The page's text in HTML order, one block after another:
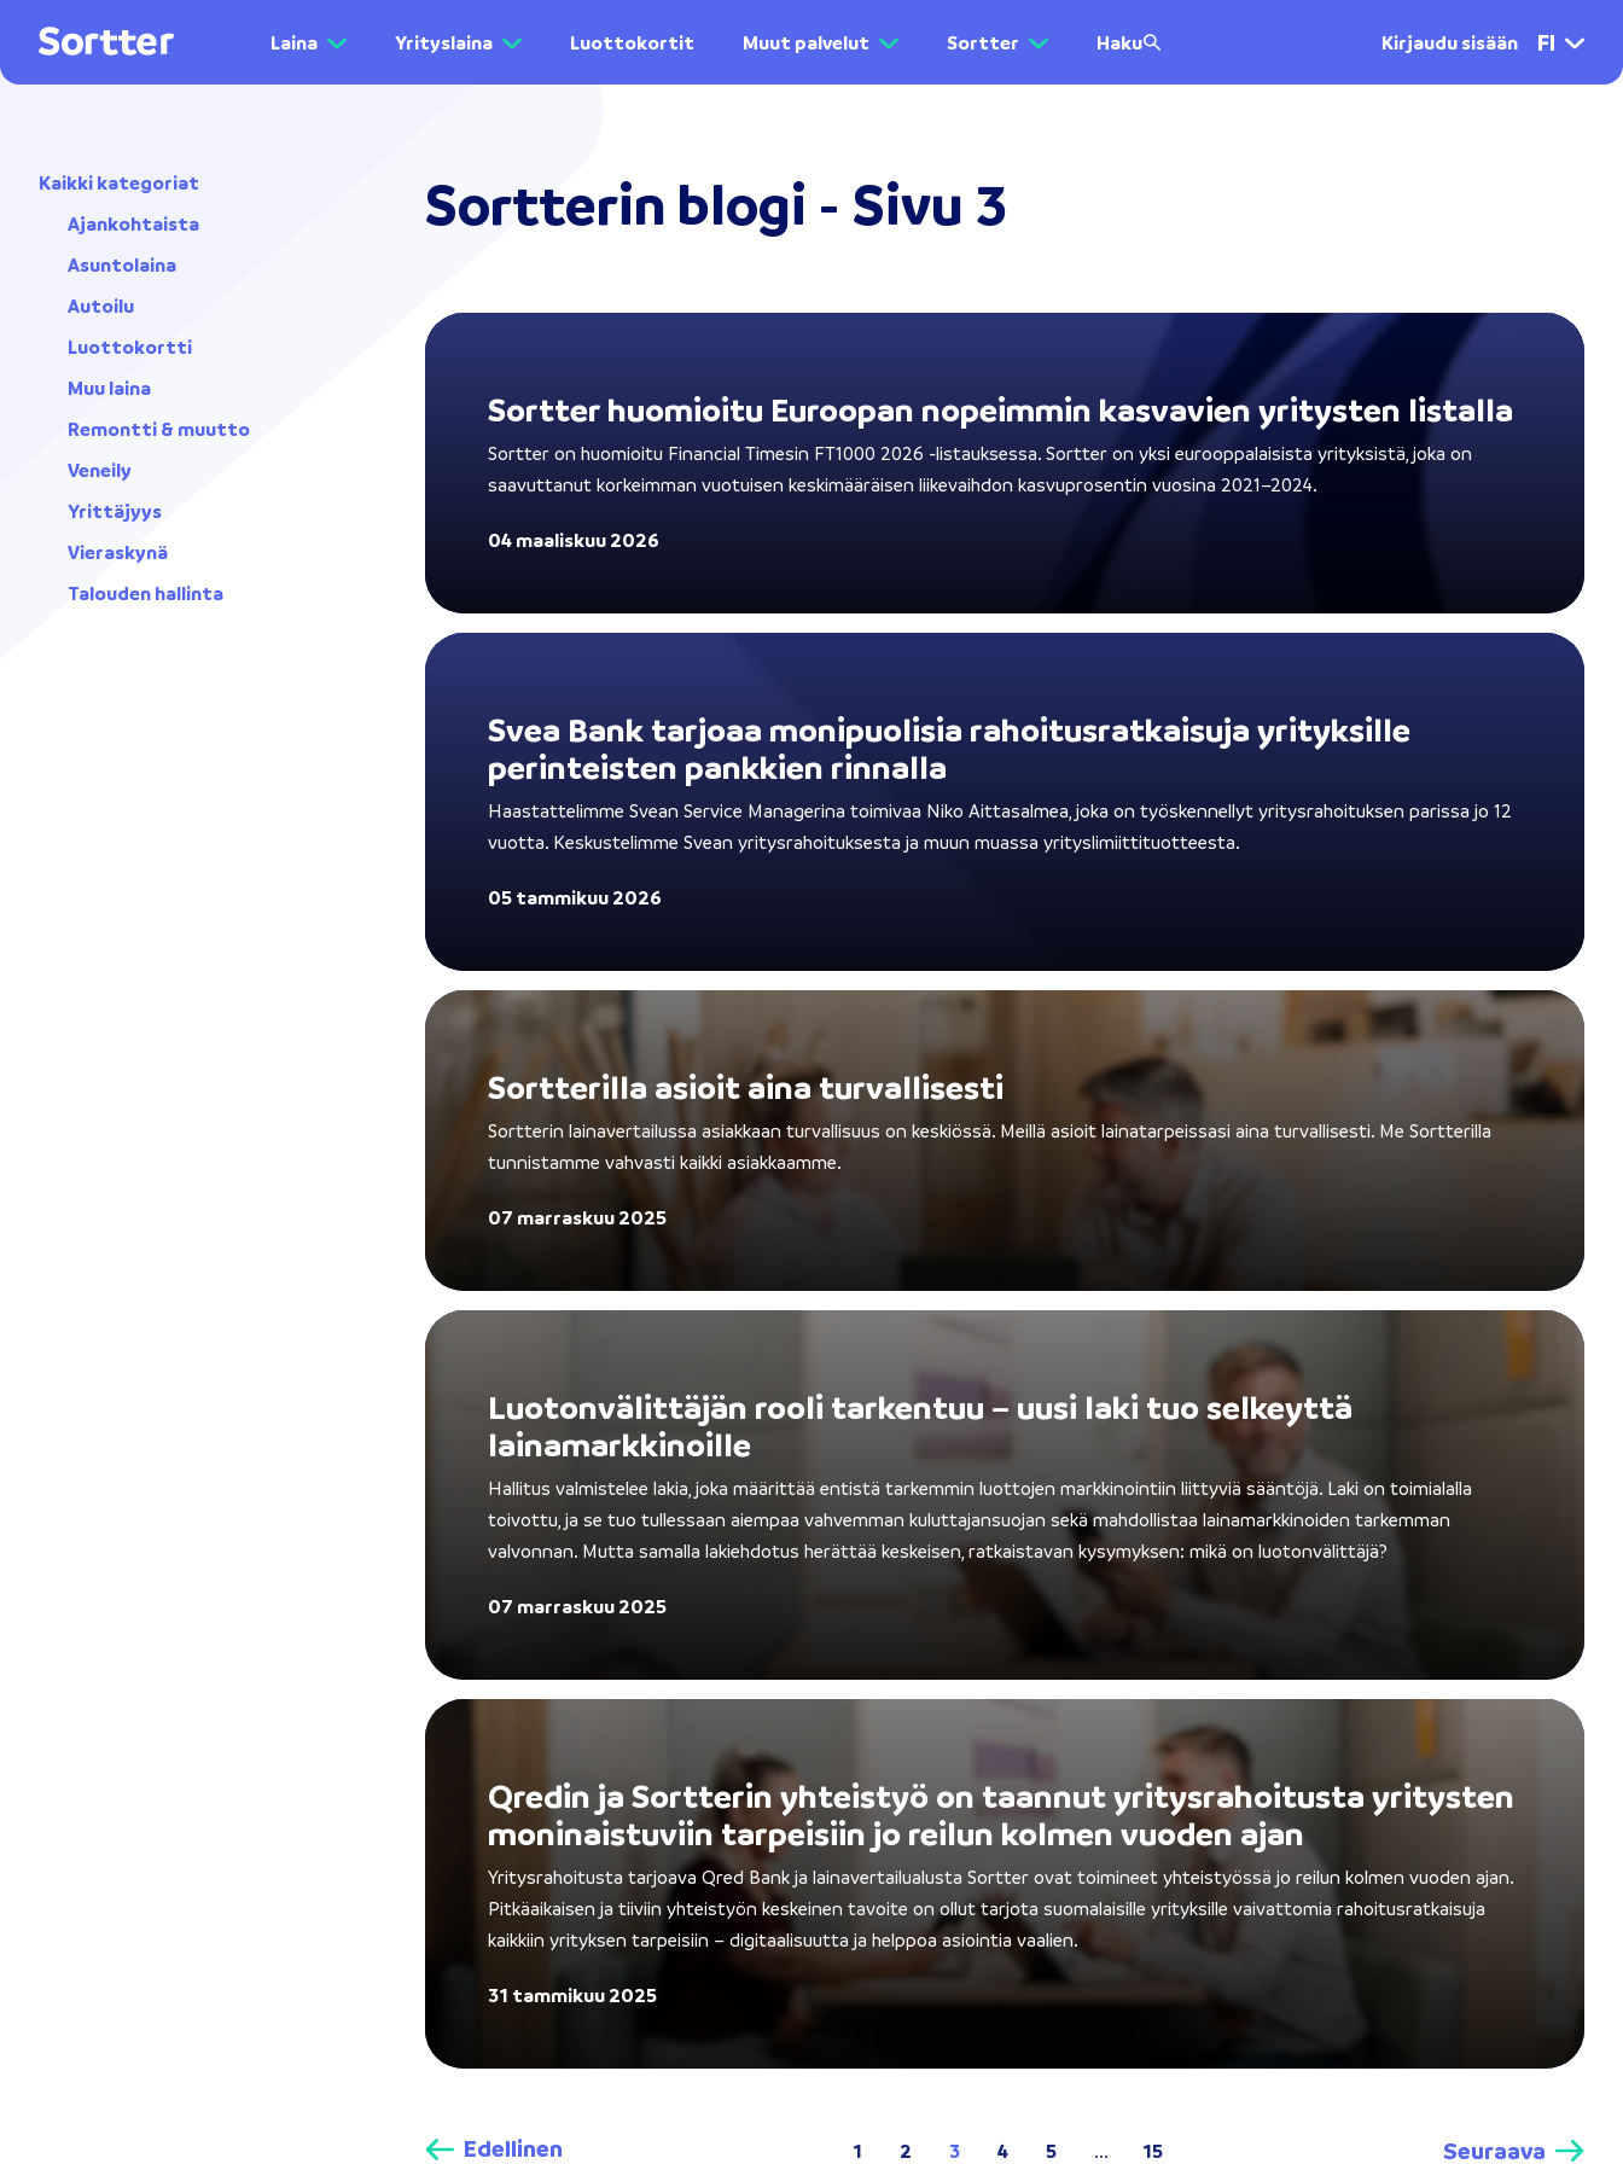
Laina Yrityslaina Luottokortit Muut palvelut Sortter Haku Kirjaudu sisään FI
Kaikki kategoriat
Ajankohtaista
Asuntolaina
Autoilu
Luottokortti
Muu laina
Remontti & muutto
Veneily
Yrittäjyys
Vieraskynä
Talouden hallinta
Sortterin blogi - Sivu 3
Sortter huomioitu Euroopan nopeimmin kasvavien yritysten listalla
Sortter on huomioitu Financial Timesin FT1000 2026 -listauksessa. Sortter on yksi eurooppalaisista yrityksistä, joka on
saavuttanut korkeimman vuotuisen keskimääräisen liikevaihdon kasvuprosentin vuosina 2021–2024.
04 maaliskuu 2026
Svea Bank tarjoaa monipuolisia rahoitusratkaisuja yrityksille
perinteisten pankkien rinnalla
Haastattelimme Svean Service Managerina toimivaa Niko Aittasalmea, joka on työskennellyt yritysrahoituksen parissa jo 12
vuotta. Keskustelimme Svean yritysrahoituksesta ja muun muassa yrityslimiittituotteesta.
05 tammikuu 2026
Sortterilla asioit aina turvallisesti
Sortterin lainavertailussa asiakkaan turvallisuus on keskiössä. Meillä asioit lainatarpeissasi aina turvallisesti. Me Sortterilla
tunnistamme vahvasti kaikki asiakkaamme.
07 marraskuu 2025
Luotonvälittäjän rooli tarkentuu – uusi laki tuo selkeyttä
lainamarkkinoille
Hallitus valmistelee lakia, joka määrittää entistä tarkemmin luottojen markkinointiin liittyviä sääntöjä. Laki on toimialalla
toivottu, ja se tuo tullessaan aiempaa vahvemman kuluttajansuojan sekä mahdollistaa lainamarkkinoiden tarkemman
valvonnan. Mutta samalla lakiehdotus herättää keskeisen, ratkaistavan kysymyksen: mikä on luotonvälittäjä?
07 marraskuu 2025
Qredin ja Sortterin yhteistyö on taannut yritysrahoitusta yritysten
moninaistuviin tarpeisiin jo reilun kolmen vuoden ajan
Yritysrahoitusta tarjoava Qred Bank ja lainavertailualusta Sortter ovat toimineet yhteistyössä jo reilun kolmen vuoden ajan.
Pitkäaikaisen ja tiiviin yhteistyön keskeinen tavoite on ollut tarjota suomalaisille yrityksille vaivattomia rahoitusratkaisuja
kaikkiin yrityksen tarpeisiin – digitaalisuutta ja helppoa asiointia vaalien.
31 tammikuu 2025
Edellinen 1 2 3 4 5 ... 15 Seuraava